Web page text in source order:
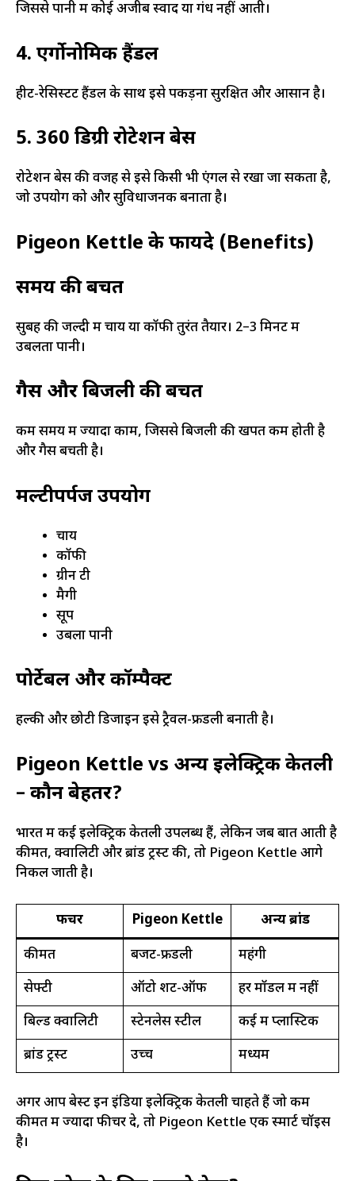
जिससे पानी में कोई अजीब स्वाद या गंध नहीं आती।
4. एर्गोनोमिक हैंडल
हीट-रेसिस्टेंट हैंडल के साथ इसे पकड़ना सुरक्षित और आसान है।
5. 360 डिग्री रोटेशन बेस
रोटेशन बेस की वजह से इसे किसी भी एंगल से रखा जा सकता है,
जो उपयोग को और सुविधाजनक बनाता है।
Pigeon Kettle के फायदे (Benefits)
समय की बचत
सुबह की जल्दी में चाय या कॉफी तुरंत तैयार। 2–3 मिनट में
उबलता पानी।
गैस और बिजली की बचत
कम समय में ज्यादा काम, जिससे बिजली की खपत कम होती है
और गैस बचती है।
मल्टीपर्पज उपयोग
चाय
कॉफी
ग्रीन टी
मैगी
सूप
उबला पानी
पोर्टेबल और कॉम्पैक्ट
हल्की और छोटी डिजाइन इसे ट्रैवल-फ्रेंडली बनाती है।
Pigeon Kettle vs अन्य इलेक्ट्रिक केतली
– कौन बेहतर?
भारत में कई इलेक्ट्रिक केतली उपलब्ध हैं, लेकिन जब बात आती है
कीमत, क्वालिटी और ब्रांड ट्रस्ट की, तो Pigeon Kettle आगे
निकल जाती है।
फीचर Pigeon Kettle
अन्य ब्रांड
कीमत
बजट-फ्रेंडली
महंगी
सेफ्टी
ऑटो शट-ऑफ
हर मॉडल में नहीं
बिल्ड क्वालिटी
स्टेनलेस स्टील
कई में प्लास्टिक
ब्रांड ट्रस्ट
उच्च मध्यम
अगर आप बेस्ट इन इंडिया इलेक्ट्रिक केतली चाहते हैं जो कम
कीमत में ज्यादा फीचर दे, तो Pigeon Kettle एक स्मार्ट चॉइस
है।